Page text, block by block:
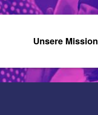
Unsere Mission